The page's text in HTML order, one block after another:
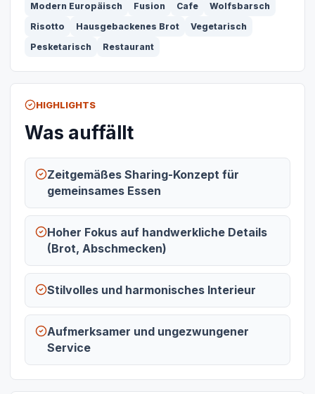
Modern Europäisch Fusion Cafe
Wolfsbarsch
Risotto
Hausgebackenes Brot
Vegetarisch
Pesketarisch
Restaurant
HIGHLIGHTS
Was auffällt
Zeitgemäßes Sharing-Konzept für
gemeinsames Essen
Hoher Fokus auf handwerkliche Details
(Brot, Abschmecken)
Stilvolles und harmonisches Interieur
Aufmerksamer und ungezwungener
Service